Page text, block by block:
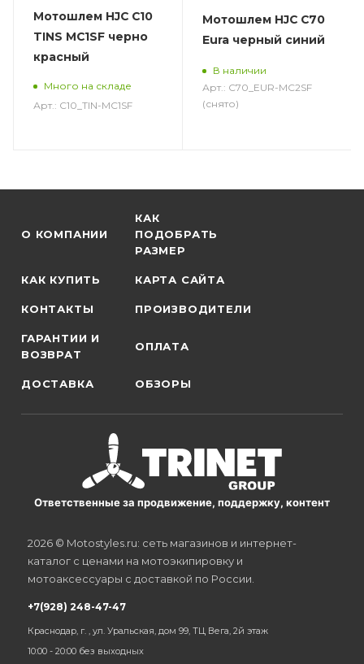
Мотошлем HJC C10
TINS MC1SF черно
красный
Много на складе
Арт.: C10_TIN-MC1SF
Мотошлем HJC C70
Eura черный синий
В наличии
Арт.: C70_EUR-MC2SF
(снято)
О КОМПАНИИ
КАК
ПОДОБРАТЬ
РАЗМЕР
КАК КУПИТЬ КАРТА САЙТА
КОНТАКТЫ ПРОИЗВОДИТЕЛИ
ГАРАНТИИ И
ВОЗВРАТ
ОПЛАТА
ДОСТАВКА ОБЗОРЫ
Ответственные за продвижение, поддержку, контент
2026 © Motostyles.ru: сеть магазинов и интернет-
каталог с ценами на мотоэкипировку и
мотоаксессуары с доставкой по России.
+7(928) 248-47-47
Краснодар, г. , ул. Уральская, дом 99, ТЦ Вега, 2й этаж
10:00 - 20:00 без выходных